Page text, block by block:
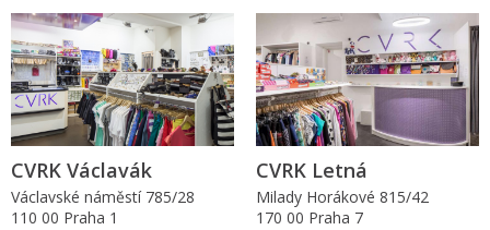
CVRK Václavák
Václavské náměstí 785/28
110 00 Praha 1
CVRK Letná
Milady Horákové 815/42
170 00 Praha 7